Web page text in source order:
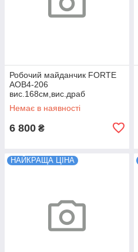
Робочий майданчик FORTE
AOB4-206
вис.168см,вис.драб
159см,вис прист.др
280см,16,5кг 32390
Немає в наявності
6 800 ₴
НАЙКРАЩА ЦІНА